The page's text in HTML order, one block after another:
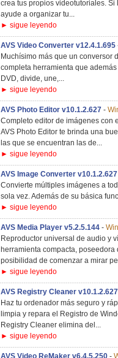
crea tus propios videotutoriales.
ayude a organizar tu...
► sigue leyendo
AVS Video Converter v12.4.1.695
Muchísimo más que un conversor
completa herramienta que
DVD, divide, une,...
► sigue leyendo
AVS Photo Editor v10.1.2.627 -
Completo editor de imágenes con
AVS Photo Editor te brinda una
las que se encuentran las de...
► sigue leyendo
AVS Image Converter v10.1.2.627
Convierte múltiples imágenes a
sola vez. Además de su básica
► sigue leyendo
AVS Media Player v5.2.5.144 -
Reproductor universal de audio y
herramienta compacta,
posibilidad de comenzar a mirar
► sigue leyendo
AVS Registry Cleaner v10.1.2.627
Haz tu ordenador más seguro y
limpia y repara el Registro de
Registry Cleaner elimina del...
► sigue leyendo
AVS Video ReMaker v6.4.5.250 -